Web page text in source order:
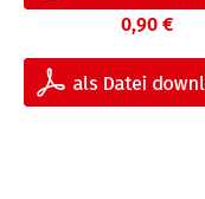
0,90 €